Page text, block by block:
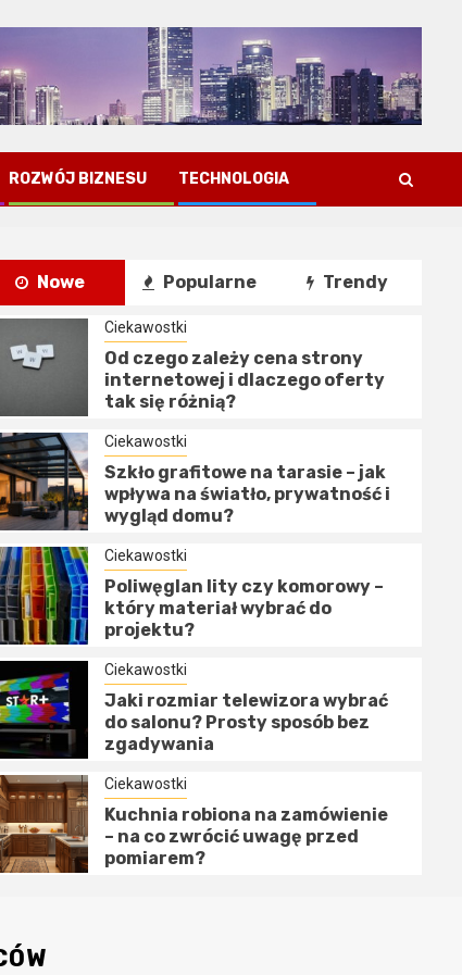
ROZWÓJ BIZNESU TECHNOLOGIA
Ciekawostki
rozmiar telewizora
bez zgadywania
18 lipca 2026
Nowe Popularne Trendy
Ciekawostki
Od czego zależy cena strony
internetowej i dlaczego oferty
tak się różnią?
Ciekawostki
Szkło grafitowe na tarasie – jak
wpływa na światło, prywatność i
wygląd domu?
Ciekawostki
Poliwęglan lity czy komorowy –
który materiał wybrać do
projektu?
Ciekawostki
Jaki rozmiar telewizora wybrać
do salonu? Prosty sposób bez
zgadywania
Ciekawostki
Kuchnia robiona na zamówienie
– na co zwrócić uwagę przed
pomiarem?